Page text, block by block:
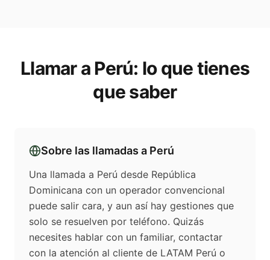
Llamar aPerú: lo que tienes
que saber
Sobre las llamadas a Perú
Una llamada a Perú desde República
Dominicana con un operador convencional
puede salir cara, y aun así hay gestiones que
solo se resuelven por teléfono. Quizás
necesites hablar con un familiar, contactar
con la atención al cliente de LATAM Perú o